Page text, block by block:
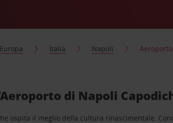
Italia Napoli
di Napoli
ospita il meglio della cultura rinascimentale.